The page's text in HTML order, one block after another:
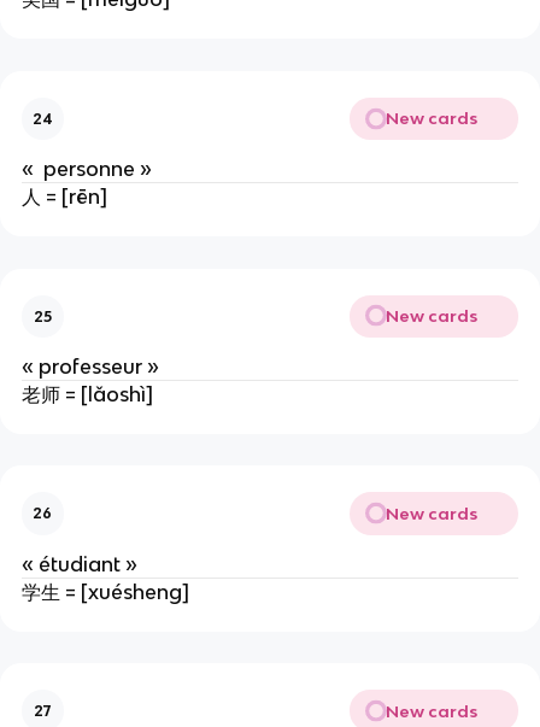
24 New cards
« personne »
人 = [rēn]
25 New cards
« professeur »
老师 = [lǎoshì]
26 New cards
« étudiant »
学生 = [xuésheng]
27 New cards